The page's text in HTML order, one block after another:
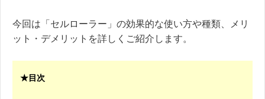
今回は「セルローラー」の効果的な使い方や種類、メリ
ット・デメリットを詳しくご紹介します。
★目次